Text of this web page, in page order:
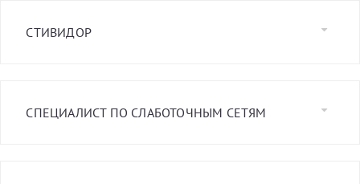
СТИВИДОР
СПЕЦИАЛИСТ ПО СЛАБОТОЧНЫМ СЕТЯМ